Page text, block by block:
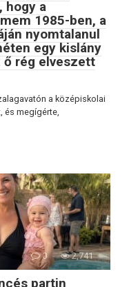
hogy a
1985-ben, a
nyomtalanul
egy kislány
rég elveszett
a középiskolai
és megígérte,
0 2,741
partin